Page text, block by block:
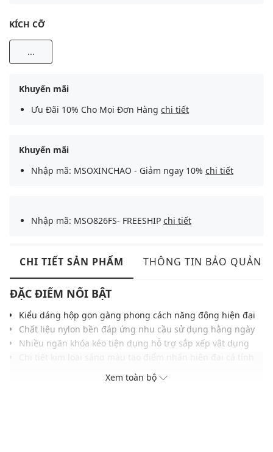
KÍCH CỠ
...
Khuyến mãi
Ưu Đãi 10% Cho Mọi Đơn Hàng chi tiết
Khuyến mãi
Nhập mã: MSOXINCHAO - Giảm ngay 10% chi tiết
Nhập mã: MSO826FS- FREESHIP chi tiết
CHI TIẾT SẢN PHẨM THÔNG TIN BẢO QUẢN
ĐẶC ĐIỂM NỔI BẬT
Kiểu dáng hộp gọn gàng phong cách năng động hiện đại
Chất liệu nylon bền đáp ứng nhu cầu sử dụng hằng ngày
Nhiều ngăn khóa kéo tiện dụng hỗ trợ sắp xếp vật dụng
Dây đeo điều chỉnh linh hoạt, phù hợp nhiều cách mang
Gam màu hiện đại, dễ phối cùng nhiều kiểu trang phục
Xem toàn bộ